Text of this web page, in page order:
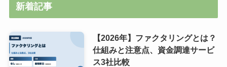
新着記事
【2026年】ファクタリングとは？
仕組みと注意点、資金調達サービ
ス3社比較